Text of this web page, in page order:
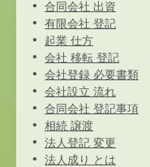
合同会社 出資
有限会社 登記
起業 仕方
会社 移転 登記
会社登録 必要書類
会社設立 流れ
合同会社 登記事項
相続 譲渡
法人登記 変更
法人成り とは